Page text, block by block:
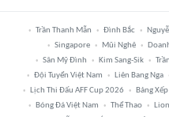
Trần Thanh Mẫn Đình Bắc
Singapore
Mũi Nghê
Sân Mỹ Đình
Kim Sang-Sik
Đội Tuyển Việt Nam
Liên Bang Nga
Lịch Thi Đấu AFF Cup 2026
Bảng
Bóng Đá Việt Nam
Thể Thao